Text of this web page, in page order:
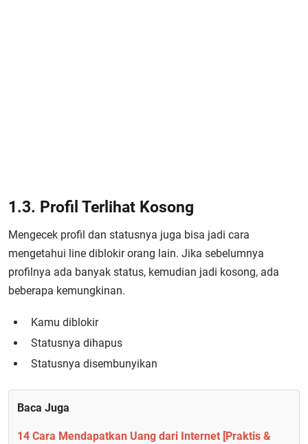
1.3. Profil Terlihat Kosong
Mengecek profil dan statusnya juga bisa jadi cara
mengetahui line diblokir orang lain. Jika sebelumnya
profilnya ada banyak status, kemudian jadi kosong, ada
beberapa kemungkinan.
Kamu diblokir
Statusnya dihapus
Statusnya disembunyikan
Baca Juga
14 Cara Mendapatkan Uang dari Internet [Praktis &